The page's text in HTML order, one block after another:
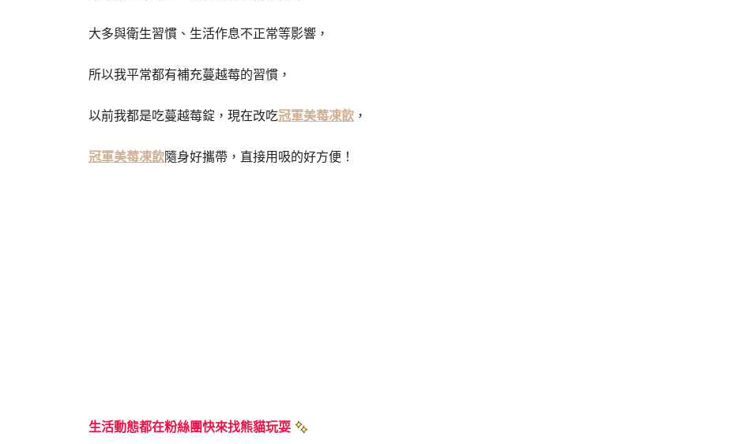
大多與衛生習慣、生活作息不正常等影響，
所以我平常都有補充蔓越莓的習慣，
以前我都是吃蔓越莓錠，現在改吃冠軍美莓凍飲 ，
冠軍美莓凍飲隨身好攜帶，直接用吸的好方便！
生活動態都在粉絲團快來找熊貓玩耍